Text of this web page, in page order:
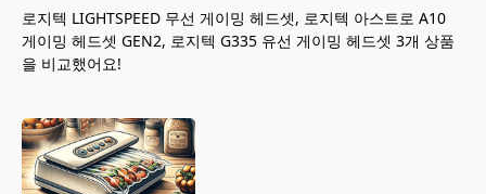
로지텍 LIGHTSPEED 무선 게이밍 헤드셋, 로지텍 아스트로 A10
게이밍 헤드셋 GEN2, 로지텍 G335 유선 게이밍 헤드셋 3개 상품
을 비교했어요!